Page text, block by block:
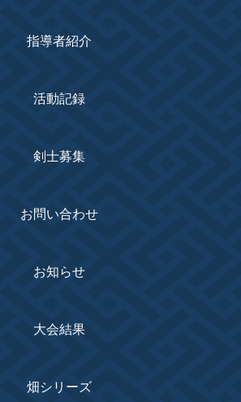
指導者紹介
活動記録
剣士募集
お問い合わせ
お知らせ
大会結果
畑シリーズ